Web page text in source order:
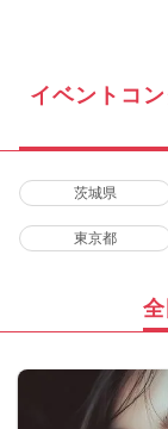
イベントコ
茨城県
東京都